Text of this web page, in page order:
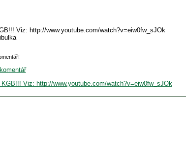
Viz: http://www.youtube.com/watch?v=eiw0fw_sJOk
Viz: http://www.youtube.com/watch?v=eiw0fw_sJOk